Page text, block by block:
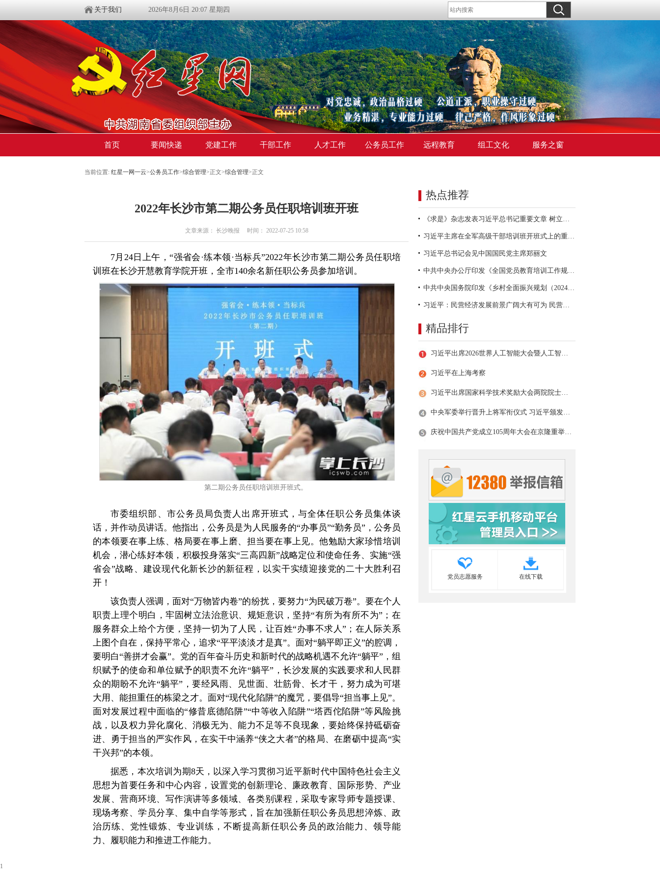
关于我们 2026年8月6日 20:07 星期四
首页 要闻快递 党建工作 干部工作 人才工作 公务员工作 远程教育 组工文化 服务之窗
当前位置: 红星一网一云>公务员工作>综合管理>正文>综合管理>正文
2022年长沙市第二期公务员任职培训班开班
文章来源： 长沙晚报 时间： 2022-07-25 10:58
7月24日上午，“强省会·练本领·当标兵”2022年长沙市第二期公务员任职培
训班在长沙开慧教育学院开班，全市140余名新任职公务员参加培训。
第二期公务员任职培训班开班式。
市委组织部、市公务员局负责人出席开班式，与全体任职公务员集体谈
话，并作动员讲话。他指出，公务员是为人民服务的“办事员”“勤务员”，公务员
的本领要在事上练、格局要在事上磨、担当要在事上见。他勉励大家珍惜培训
机会，潜心练好本领，积极投身落实“三高四新”战略定位和使命任务、实施“强
省会”战略、建设现代化新长沙的新征程，以实干实绩迎接党的二十大胜利召
开！
该负责人强调，面对“万物皆内卷”的纷扰，要努力“为民破万卷”。要在个人
职责上理个明白，牢固树立法治意识、规矩意识，坚持“有所为有所不为”；在
服务群众上给个方便，坚持一切为了人民，让百姓“办事不求人”；在人际关系
上图个自在，保持平常心，追求“平平淡淡才是真”。面对“躺平即正义”的腔调，
要明白“善拼才会赢”。党的百年奋斗历史和新时代的战略机遇不允许“躺平”，组
织赋予的使命和单位赋予的职责不允许“躺平”，长沙发展的实践要求和人民群
众的期盼不允许“躺平”，要经风雨、见世面、壮筋骨、长才干，努力成为可堪
大用、能担重任的栋梁之才。面对“现代化陷阱”的魔咒，要倡导“担当事上见”。
面对发展过程中面临的“修昔底德陷阱”“中等收入陷阱”“塔西佗陷阱”等风险挑
战，以及权力异化腐化、消极无为、能力不足等不良现象，要始终保持砥砺奋
进、勇于担当的严实作风，在实干中涵养“侠之大者”的格局、在磨砺中提高“实
干兴邦”的本领。
据悉，本次培训为期8天，以深入学习贯彻习近平新时代中国特色社会主义
思想为首要任务和中心内容，设置党的创新理论、廉政教育、国际形势、产业
发展、营商环境、写作演讲等多领域、各类别课程，采取专家导师专题授课、
现场考察、学员分享、集中自学等形式，旨在加强新任职公务员思想淬炼、政
治历练、党性锻炼、专业训练，不断提高新任职公务员的政治能力、领导能
力、履职能力和推进工作能力。
热点推荐
《求是》杂志发表习近平总书记重要文章 树立和践行正确政绩观
习近平主席在全军高级干部培训班开班式上的重要讲话引领全军开展思想整风、深化政治整训
习近平总书记会见中国国民党主席郑丽文
中共中央办公厅印发《全国党员教育培训工作规划（2024－2028年）》
中共中央国务院印发《乡村全面振兴规划（2024—2027年）》
习近平：民营经济发展前景广阔大有可为 民营企业和民营企业家大显身手正当其时
精品排行
习近平出席2026世界人工智能大会暨人工智能全球治理高级别会议开幕式并发表主旨讲话
习近平在上海考察
习近平出席国家科学技术奖励大会两院院士大会中国科协第十一次全国代表大会并发表重要讲话
中央军委举行晋升上将军衔仪式 习近平颁发命令状并向晋衔的军官表示祝贺
庆祝中国共产党成立105周年大会在京隆重举行 习近平发表重要讲话
党员志愿服务 在线下载
1